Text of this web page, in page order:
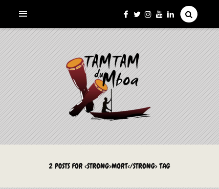
LE TAMTAM DU MBOA
La Culture du Mboa Dévoilée !
2 POSTS FOR <STRONG>MORT</STRONG> TAG